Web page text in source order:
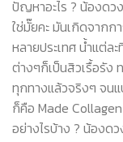
ปัญหาอะไร ? น้องด
ใช่มั๊ยคะ มันเกิดจากก
หลายประเทศ น้ำแต่ล
ต่างๆก็เป็นสิวเรื้อรัง
ทุกทางแล้วจริงๆ จน
ก็คือ Made
อย่างไรบ้าง ? น้องด